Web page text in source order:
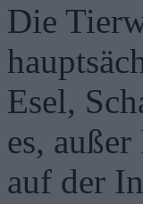
Die
Esel,
es,
auf der